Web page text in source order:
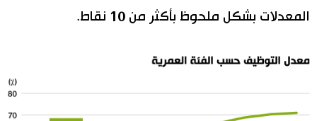
المعدلات بشكل ملحوظ بأكثر من 10 نقاط.